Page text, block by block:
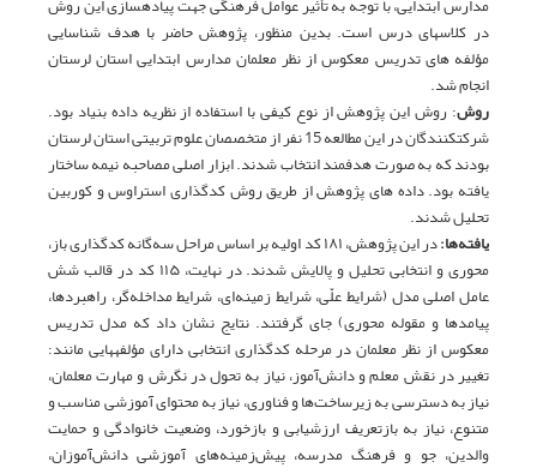
در کلاس­های درس است. بدین منظور، پژوهش حاضر با هدف شناسایی
مؤلفه ­های تدریس معکوس از نظر معلمان مدارس ابتدایی استان لرستان
انجام شد.
روش: روش این پژوهش از نوع کیفی با استفاده از نظریه داده بنیاد بود.
شرکت­کنندگان در این مطالعه 15 نفر از متخصصان علوم تربیتی استان لرستان
بودند که به ­صورت هدفمند انتخاب شدند. ابزار اصلی مصاحبه نیمه ساختار
یافته بود. داده ­های پژوهش از طریق روش کدگذاری استراوس و کوربین
تحلیل شدند.
یافتهها:
در این پژوهش، ۱۸۱ کد اولیه بر اساس مراحل سه‌گانه کدگذاری باز،
محوری و انتخابی تحلیل و پالایش شدند. در نهایت، ۱۱۵ کد در قالب شش
عامل اصلی مدل (شرایط علّی، شرایط زمینه‌ای، شرایط مداخله‌گر، راهبردها،
پیامدها و مقوله محوری) جای گرفتند. نتایج نشان داد که مدل تدریس
معکوس از نظر معلمان در مرحله کدگذاری انتخابی دارای مؤلفه­هایی مانند:
تغییر در نقش معلم و دانش‌آموز، نیاز به تحول در نگرش و مهارت معلمان،
نیاز به دسترسی به زیرساخت‌ها و فناوری، نیاز به محتوای آموزشی مناسب و
متنوع، نیاز به بازتعریف ارزشیابی و بازخورد، وضعیت خانوادگی و حمایت
والدین، جو و فرهنگ مدرسه، پیش‌زمینه‌های آموزشی دانش‌آموزان،